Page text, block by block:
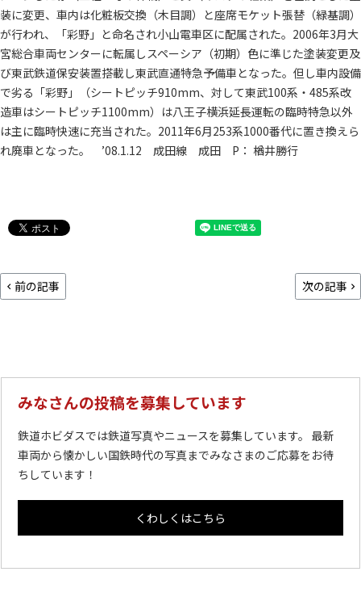
装に変更、車内は化粧板交換（木目調）と座席モケット張替（緑基調）
が行われ、「彩野」と命名され小山電車区に配属された。2006年3月大
宮総合車両センターに転属しスペーシア（初期）色に準じた塗装変更及
び東武鉄道保安装置搭載し東武直通特急予備車となった。但し車内設備
で劣る「彩野」（シートピッチ910mm、対して東武100系・485系改
造車はシートピッチ1100mm）は八王子横浜延長運転の臨時特急以外
は主に臨時快速に充当された。2011年6月253系1000番代に置き換えら
れ廃車となった。 ’08.1.12 成田線 成田 P： 楢井勝行
前の記事 次の記事
みなさんの投稿を募集しています
鉄道ホビダスでは鉄道写真やニュースを募集しています。 最新
車両から懐かしい国鉄時代の写真までみなさまのご応募をお待
ちしています！
くわしくはこちら